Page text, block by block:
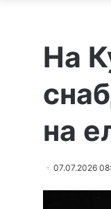
На
на
07.07.2026